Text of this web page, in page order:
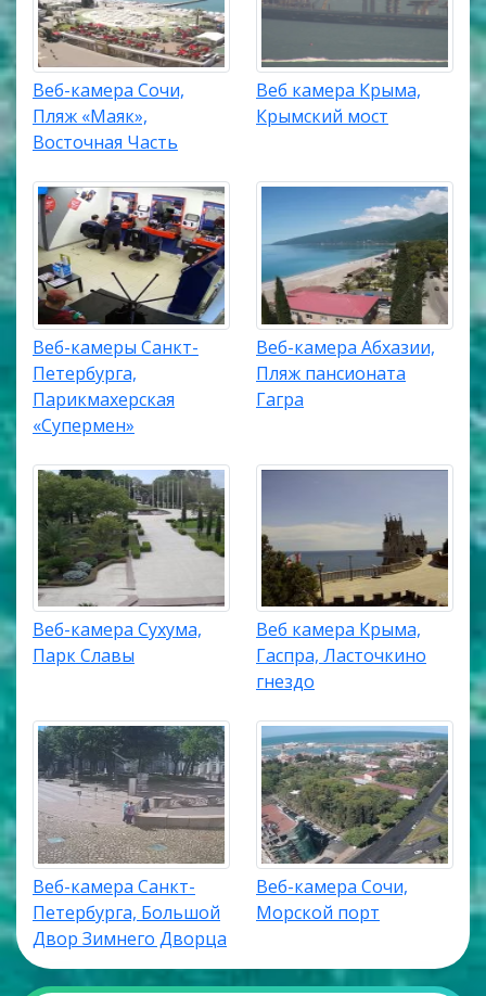
Веб-камера Сочи,
Пляж «Маяк»,
Восточная Часть
Веб камера Крыма,
Крымский мост
Веб-камеры Санкт-
Петербурга,
Парикмахерская
«Супермен»
Веб-камера Абхазии,
Пляж пансионата
Гагра
Веб-камера Сухума,
Парк Славы
Веб камера Крыма,
Гаспра, Ласточкино
гнездо
Веб-камера Санкт-
Петербурга, Большой
Двор Зимнего Дворца
Веб-камера Сочи,
Морской порт